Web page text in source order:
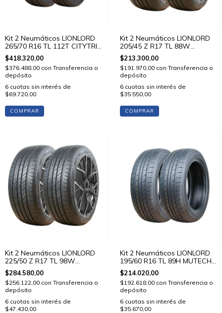
Kit 2 Neumáticos LIONLORD
265/70 R16 TL 112T CITYTRIP
V01
$418.320,00
$376.488,00 con Transferencia o
depósito
6 cuotas sin interés de
$69.720,00
COMPRAR
Kit 2 Neumáticos LIONLORD
205/45 Z R17 TL 88W
MUTECH H02
$213.300,00
$191.970,00 con Transferencia o
depósito
6 cuotas sin interés de
$35.550,00
COMPRAR
Kit 2 Neumáticos LIONLORD
225/50 Z R17 TL 98W
MUTECH H02
$284.580,00
$256.122,00 con Transferencia o
depósito
6 cuotas sin interés de
$47.430,00
Kit 2 Neumáticos LIONLORD
195/60 R16 TL 89H MUTECH
H01
$214.020,00
$192.618,00 con Transferencia o
depósito
6 cuotas sin interés de
$35.670,00